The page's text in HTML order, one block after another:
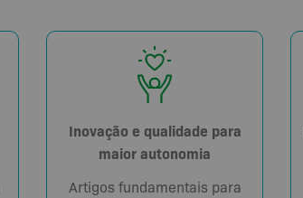
Inovação e qualidade para
maior autonomia
Artigos fundamentais para